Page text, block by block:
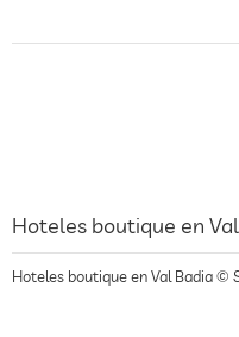
Hoteles boutique en
Hoteles boutique en Val Badia ©